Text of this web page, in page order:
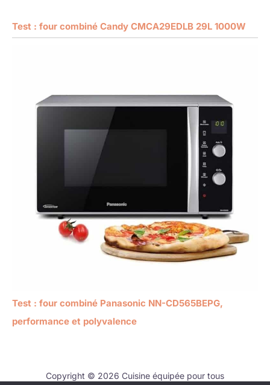
Test : four combiné Candy CMCA29EDLB 29L 1000W
Test : four combiné Panasonic NN-CD565BEPG,
performance et polyvalence
Copyright © 2026 Cuisine équipée pour tous